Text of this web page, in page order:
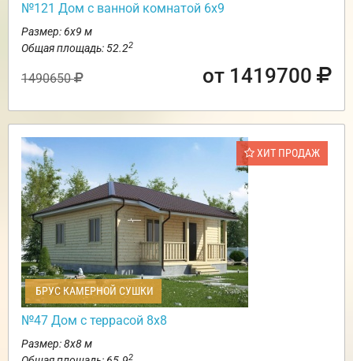
№121 Дом с ванной комнатой 6х9
Размер: 6х9 м
Общая площадь: 52.22
1490650 от 1419700
ХИТ ПРОДАЖ
БРУС КАМЕРНОЙ СУШКИ
№47 Дом с террасой 8х8
Размер: 8х8 м
2